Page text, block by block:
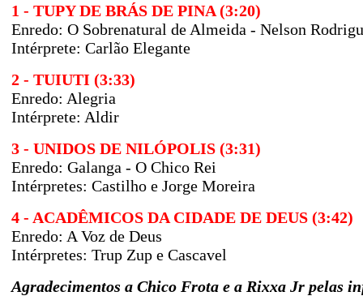
1 - TUPY DE BRÁS DE PINA (3:20)
Enredo: O Sobrenatural de Almeida - Nelson
Intérprete: Carlão Elegante
2 - TUIUTI (3:33)
Enredo: Alegria
Intérprete: Aldir
3 - UNIDOS DE NILÓPOLIS (3:31)
Enredo: Galanga - O Chico Rei
Intérpretes: Castilho e Jorge Moreira
4 - ACADÊMICOS DA CIDADE DE DEUS (3:42)
Enredo: A Voz de Deus
Intérpretes: Trup Zup e Cascavel
Agradecimentos a Chico Frota e a Rixxa Jr pelas